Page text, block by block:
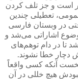
است و جز تلف كردن
تعطیلی چندین
در وبستان فارسی
اشاراتی می‌شد و
تا در دام توهم‌های
دچار خطا نشوند.
آنكه كسی واقعاً
هیچ خللی در آن